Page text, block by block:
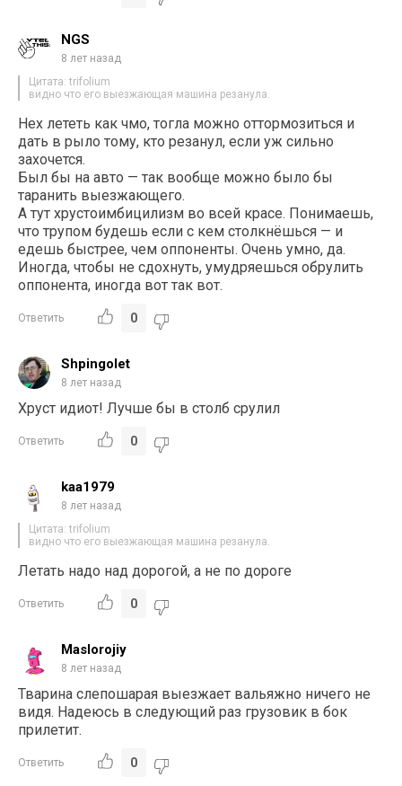
NGS
8 лет назад
Цитата: trifolium
видно что его выезжающая машина резанула.
Нех лететь как чмо, тогла можно оттормозиться и
дать в рыло тому, кто резанул, если уж сильно
захочется.
Был бы на авто — так вообще можно было бы
таранить выезжающего.
А тут хрустоимбицилизм во всей красе. Понимаешь,
что трупом будешь если с кем столкнёшься — и
едешь быстрее, чем оппоненты. Очень умно, да.
Иногда, чтобы не сдохнуть, умудряешься обрулить
оппонента, иногда вот так вот.
Ответить 0
Shpingolet
8 лет назад
Хруст идиот! Лучше бы в столб срулил
Ответить 0
kaa1979
8 лет назад
Цитата: trifolium
видно что его выезжающая машина резанула.
Летать надо над дорогой, а не по дороге
Ответить 0
Maslorojiy
8 лет назад
Тварина слепошарая выезжает вальяжно ничего не
видя. Надеюсь в следующий раз грузовик в бок
прилетит.
Ответить 0